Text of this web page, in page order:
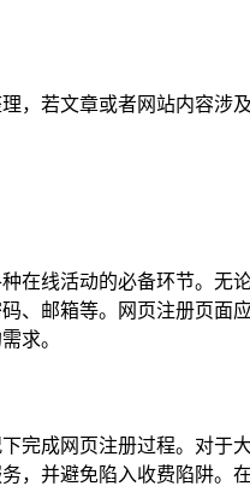
，若文章或者网站内容涉
在线活动的必备环节。
、邮箱等。网页注册页
求。
完成网页注册过程。对
，并避免陷入收费陷阱